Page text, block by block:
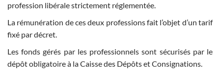
profession libérale strictement réglementée.
La rémunération de ces deux professions fait l’objet d’un tarif
fixé par décret.
Les fonds gérés par les professionnels sont sécurisés par le
dépôt obligatoire à la Caisse des Dépôts et Consignations.